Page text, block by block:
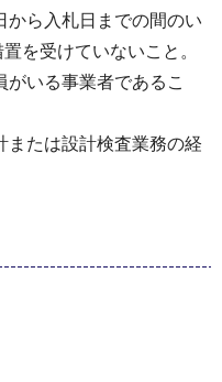
から入札日までの間のい
を受けていないこと。
がいる事業者であるこ
または設計検査業務の経